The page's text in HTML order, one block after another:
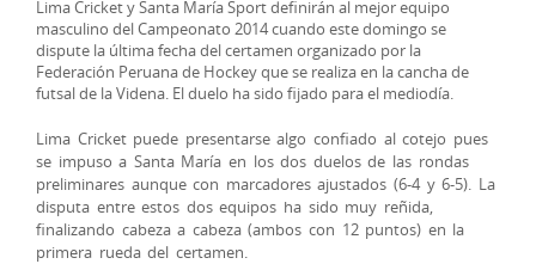
Lima Cricket y Santa María Sport definirán al mejor equipo
masculino del Campeonato 2014 cuando este domingo se
dispute la última fecha del certamen organizado por la
Federación Peruana de Hockey que se realiza en la cancha de
futsal de la Videna. El duelo ha sido fijado para el mediodía.
Lima Cricket puede presentarse algo confiado al cotejo pues
se impuso a Santa María en los dos duelos de las rondas
preliminares aunque con marcadores ajustados (6-4 y 6-5). La
disputa entre estos dos equipos ha sido muy reñida,
finalizando cabeza a cabeza (ambos con 12 puntos) en la
primera rueda del certamen.